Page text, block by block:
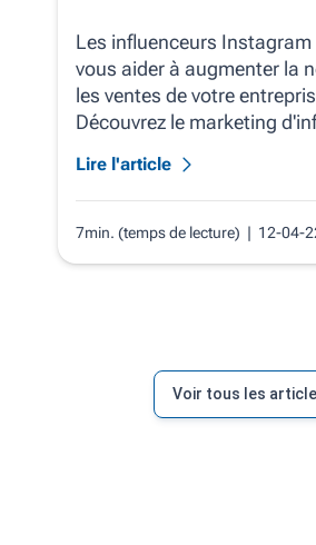
Les influenceurs Instagram
vous aider à augmenter la
les ventes de votre
Découvrez le marketing
Lire l'article
7min. (temps de lecture) | 12-04-
Voir tous les